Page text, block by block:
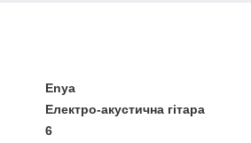
Enya
Електро-акустична гітара
6